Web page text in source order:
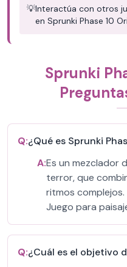
💡Interactúa con otros
en Sprunki Phase 10
Sprunki
Q:¿Qué es Sprunki
A:Es un mezclador
terror, que
ritmos
Juego para
Q:¿Cuál es el objetivo